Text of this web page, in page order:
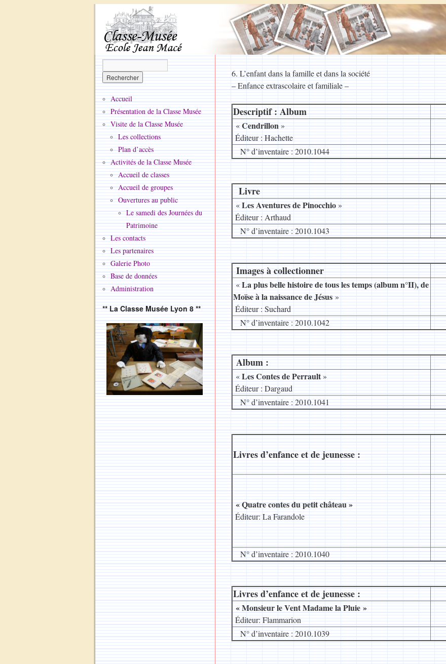
6. L’enfant dans la famille et dans la société
– Enfance extrascolaire et familiale –
Descriptif : Album
«Cendrillon»
.Éditeur : Hachette
N° d’inventaire : 2010.1044
Livre
«Les Aventures de Pinocchio»
.Éditeur : Arthaud
N° d’inventaire : 2010.1043
Images à collectionner
«La plus belle histoire de tous les temps (album n°II), de
Moïse à la naissance de Jésus»
.Éditeur : Suchard
N° d’inventaire : 2010.1042
Album :
«Les Contes de Perrault»
.Éditeur : Dargaud
N° d’inventaire : 2010.1041
Livres d’enfance et de jeunesse :
« Quatre contes du petit château »
.Éditeur: La Farandole
N° d’inventaire : 2010.1040
Livres d’enfance et de jeunesse :
« Monsieur le Vent Madame la Pluie »
.Éditeur: Flammarion
N° d’inventaire : 2010.1039
Accueil
Présentation de la Classe Musée
Visite de la Classe Musée
Les collections
Plan d’accès
Activités de la Classe Musée
Accueil de classes
Accueil de groupes
Ouvertures au public
Le samedi des Journées du
Patrimoine
Les contacts
Les partenaires
Galerie Photo
Base de données
Administration
** La Classe Musée Lyon 8 **